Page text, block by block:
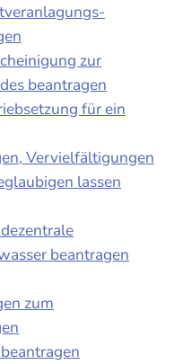
zur
beantragen
für ein
Vervielfältigungen
lassen
beantragen
zum